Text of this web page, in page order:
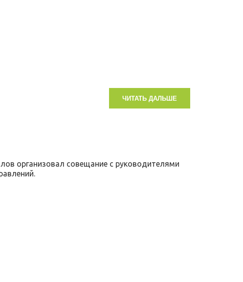
ЧИТАТЬ ДАЛЬШЕ
организовал совещание с руководителями